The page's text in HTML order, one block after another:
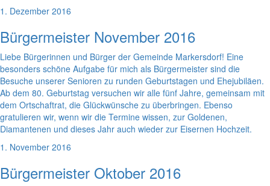
1. Dezember 2016
Bürgermeister November 2016
Liebe Bürgerinnen und Bürger der Gemeinde Markersdorf! Eine
besonders schöne Aufgabe für mich als Bürgermeister sind die
Besuche unserer Senioren zu runden Geburtstagen und Ehejubiläen.
Ab dem 80. Geburtstag versuchen wir alle fünf Jahre, gemeinsam mit
dem Ortschaftrat, die Glückwünsche zu überbringen. Ebenso
gratulieren wir, wenn wir die Termine wissen, zur Goldenen,
Diamantenen und dieses Jahr auch wieder zur Eisernen Hochzeit.
1. November 2016
Bürgermeister Oktober 2016